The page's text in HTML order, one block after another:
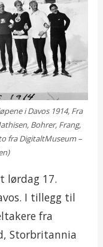
i Davos 1914, Fra
Bohrer, Frang,
fra DigitaltMuseum –
lørdag 17.
I tillegg til
fra
Storbritannia